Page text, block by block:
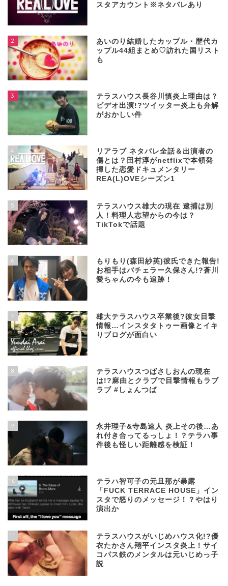
スタアカウント※ネタバレあり
2
あいのり結婚したカップル・歴代カ
ップル44組まとめ♡訪れた国リスト
も
3
テラスハウス長谷川慎炎上理由は？
ビデオ出演!?ツイッター炎上も弁解
がおかしい件
4
リアラブ ネタバレ全話＆出演者の
傷とは？田村淳がnetflixで本領発
揮した恋愛ドキュメンタリー
REA(L)OVEシーズン1
5
テラスハウス雄大の現在 逮捕は別
人！料理人志望からの今は？
TikTokで話題
6
もりもり(森田紗英)彼氏できた報告!
お相手はバチェラー久保さん!?蒼川
愛ちゃんの今も追跡！
7
雄大テラスハウス卒業後?彼女目撃
情報…インスタタトゥー画像とイキ
りブログが面白い
8
テラスハウスつばさしおんの現在
は!?麻由とクラブで目撃情報もラブ
ラブ #しょんつば
9
永井理子&寺島速人 炎上その後…あ
れ付き合ってるっしょ！？テラハ事
件後も怪しい距離感を検証！
10
テラハ智可子の元旦那が暴露
「FUCK TERRACE HOUSE」イン
スタで怒りのメッセージ！？やはり
演出か
11
テラスハウスがいじめハウス化!?優
衣たかさん翔平インスタ炎上！サイ
コパス鉄のメンタルは元いじめっ子
説